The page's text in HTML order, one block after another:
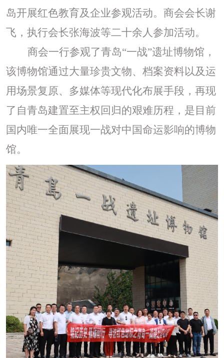
岛开展红色教育及企业参观活动。商会会长谢
飞， 执行会长张海波等二十余人参加活动。
商会一行参观了青岛“一战”遗址博物馆，
该博物馆通过大量珍贵文物、档案资料以及运
用场景复原、多媒体等现代化布展手段，再现
了自青岛建置至主权回归的艰难历程，是目前
国内唯一全面展现一战对中国命运影响的博物
馆。